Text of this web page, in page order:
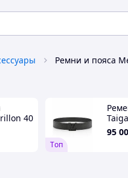
Ремни и пояса
40
Tоп
95